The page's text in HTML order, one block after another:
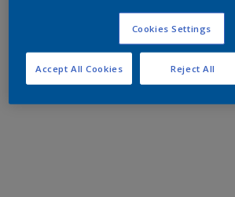
Cookies Settings
Reject All
Accept All Cookies